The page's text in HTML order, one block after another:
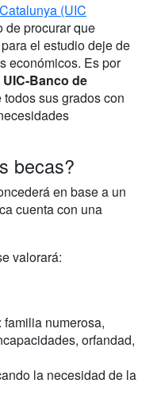
(UIC
de procurar que
el estudio deje de
económicos. Es por
UIC-Banco de
sus grados con
becas?
en base a un
cuenta con una
valorará:
numerosa,
orfandad,
la necesidad de la